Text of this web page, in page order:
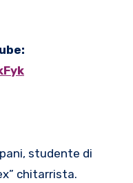
studente di
chitarrista.